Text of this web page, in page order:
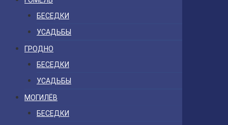
БЕСЕДКИ
УСАДЬБЫ
ГРОДНО
БЕСЕДКИ
УСАДЬБЫ
МОГИЛЁВ
БЕСЕДКИ